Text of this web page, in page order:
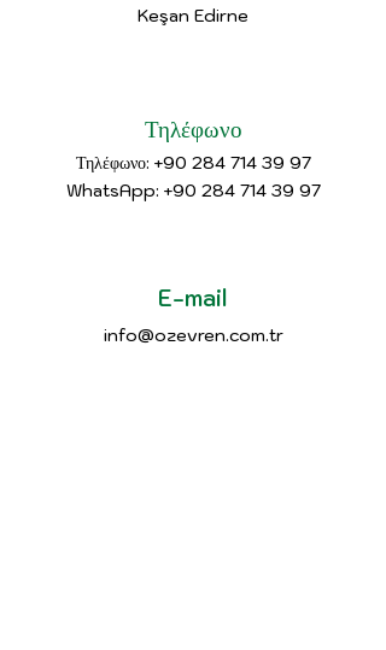
Keşan Edirne
Τηλέφωνο
Τηλέφωνο: +90 284 714 39 97
WhatsApp: +90 284 714 39 97
E-mail
info@ozevren.com.tr